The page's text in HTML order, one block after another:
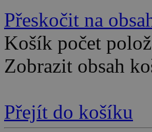
Přeskočit na
Košík počet
Zobrazit obsah
Přejít do košíku